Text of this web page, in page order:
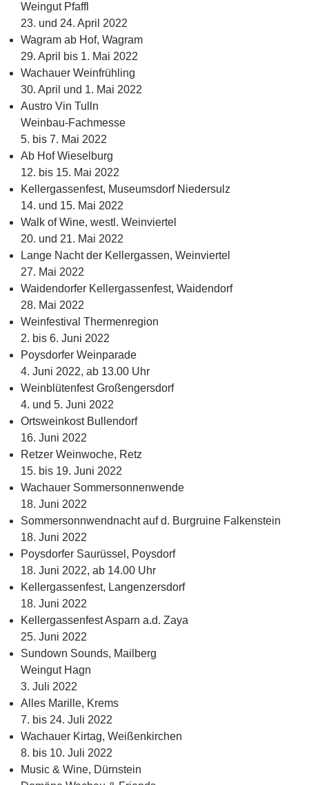
Weingut Pfaffl
23. und 24. April 2022
Wagram ab Hof, Wagram
29. April bis 1. Mai 2022
Wachauer Weinfrühling
30. April und 1. Mai 2022
Austro Vin Tulln
Weinbau-Fachmesse
5. bis 7. Mai 2022
Ab Hof Wieselburg
12. bis 15. Mai 2022
Kellergassenfest, Museumsdorf Niedersulz
14. und 15. Mai 2022
Walk of Wine, westl. Weinviertel
20. und 21. Mai 2022
Lange Nacht der Kellergassen, Weinviertel
27. Mai 2022
Waidendorfer Kellergassenfest, Waidendorf
28. Mai 2022
Weinfestival Thermenregion
2. bis 6. Juni 2022
Poysdorfer Weinparade
4. Juni 2022, ab 13.00 Uhr
Weinblütenfest Großengersdorf
4. und 5. Juni 2022
Ortsweinkost Bullendorf
16. Juni 2022
Retzer Weinwoche, Retz
15. bis 19. Juni 2022
Wachauer Sommersonnenwende
18. Juni 2022
Sommersonnwendnacht auf d. Burgruine Falkenstein
18. Juni 2022
Poysdorfer Saurüssel, Poysdorf
18. Juni 2022, ab 14.00 Uhr
Kellergassenfest, Langenzersdorf
18. Juni 2022
Kellergassenfest Asparn a.d. Zaya
25. Juni 2022
Sundown Sounds, Mailberg
Weingut Hagn
3. Juli 2022
Alles Marille, Krems
7. bis 24. Juli 2022
Wachauer Kirtag, Weißenkirchen
8. bis 10. Juli 2022
Music & Wine, Dürnstein